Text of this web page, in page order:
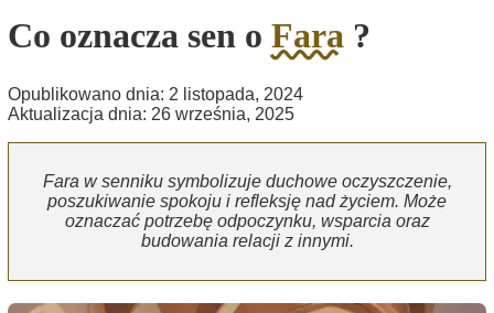
Co oznacza sen o Fara ?
Opublikowano dnia: 2 listopada, 2024
Aktualizacja dnia: 26 września, 2025
Fara w senniku symbolizuje duchowe oczyszczenie,
poszukiwanie spokoju i refleksję nad życiem. Może
oznaczać potrzebę odpoczynku, wsparcia oraz
budowania relacji z innymi.